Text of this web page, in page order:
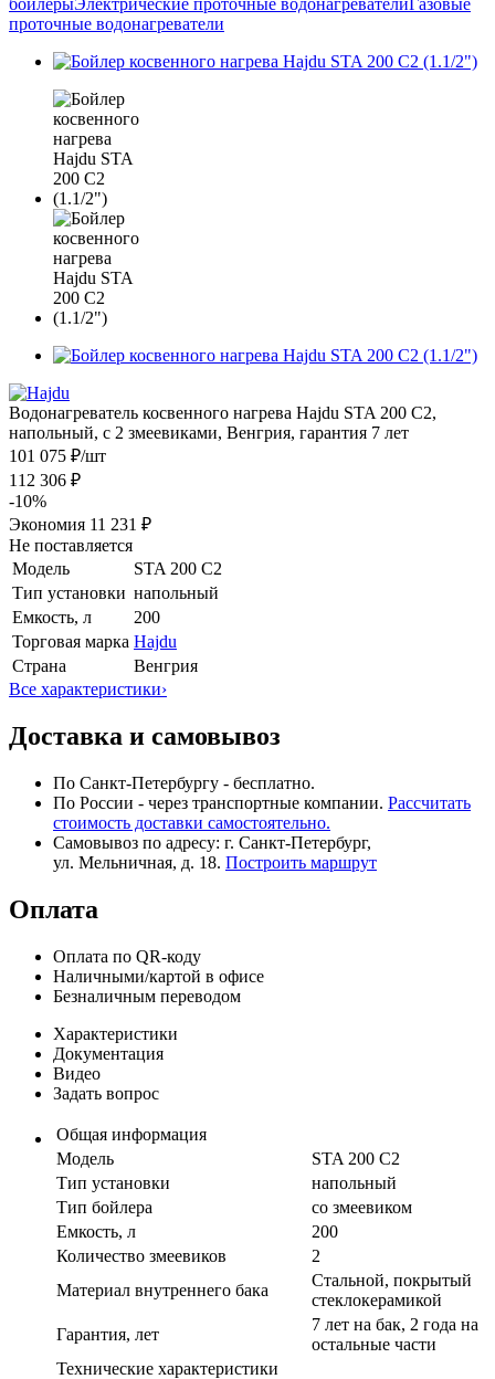
проточные водонагреватели
Водонагреватель косвенного нагрева Hajdu STA 200 C2,
напольный, с 2 змеевиками, Венгрия, гарантия 7 лет
101 075 ₽/шт
112 306 ₽
-10%
Экономия 11 231 ₽
Не поставляется
Модель
STA 200 C2
Тип установки напольный
Емкость, л
200
Торговая марка Hajdu
Страна
Венгрия
Все характеристики›
Доставка и самовывоз
По Санкт-Петербургу - бесплатно.
По России - через транспортные компании. Рассчитать
стоимость доставки самостоятельно.
Самовывоз по адресу: г. Санкт-Петербург,
ул. Мельничная, д. 18. Построить маршрут
Оплата
Оплата по QR-коду
Наличными/картой в офисе
Безналичным переводом
Характеристики
Документация
Видео
Задать вопрос
Общая информация
Модель
STA 200 C2
Тип установки
напольный
Тип бойлера
со змеевиком
Емкость, л
200
Количество змеевиков
2
Материал внутреннего бака
Стальной, покрытый
стеклокерамикой
Гарантия, лет
7 лет на бак, 2 года на
остальные части
Технические характеристики